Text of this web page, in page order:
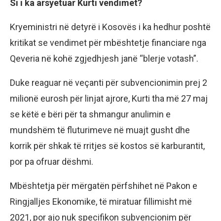
Si i ka arsyetuar Kurti vendimet?
Kryeministri në detyrë i Kosovës i ka hedhur poshtë
kritikat se vendimet për mbështetje financiare nga
Qeveria në kohë zgjedhjesh janë “blerje votash”.
Duke reaguar në veçanti për subvencionimin prej 2
milionë eurosh për linjat ajrore, Kurti tha më 27 maj
se këtë e bëri për ta shmangur anulimin e
mundshëm të fluturimeve në muajt gusht dhe
korrik për shkak të rritjes së kostos së karburantit,
por pa ofruar dëshmi.
Mbështetja për mërgatën përfshihet në Pakon e
Ringjalljes Ekonomike, të miratuar fillimisht më
2021, por ajo nuk specifikon subvencionim për